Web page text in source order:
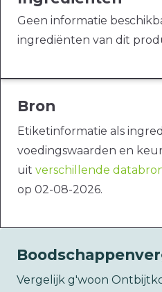
Geen informatie
ingrediënten van dit
Bron
Etiketinformatie als
voedingswaarden en
uit verschillende
op 02-08-2026.
Vergelijk g'woon